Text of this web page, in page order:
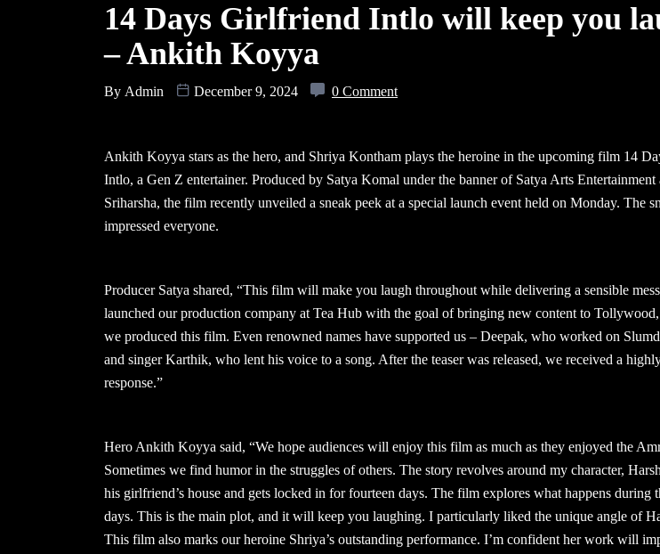
14 Days Girlfriend Intlo will keep you
– Ankith Koyya
By Admin December 9, 2024 0 Comment
Ankith Koyya stars as the hero, and Shriya Kontham plays the heroine in the upcoming film 14
Intlo, a Gen Z entertainer. Produced by Satya Komal under the banner of Satya Arts Entertainment
Sriharsha, the film recently unveiled a sneak peek at a special launch event held on Monday. The
impressed everyone.
Producer Satya shared, “This film will make you laugh throughout while delivering a sensible
launched our production company at Tea Hub with the goal of bringing new content to Tollywood,
we produced this film. Even renowned names have supported us – Deepak, who worked on
and singer Karthik, who lent his voice to a song. After the teaser was released, we received a
response.”
Hero Ankith Koyya said, “We hope audiences will enjoy this film as much as they enjoyed the
Sometimes we find humor in the struggles of others. The story revolves around my character,
his girlfriend’s house and gets locked in for fourteen days. The film explores what happens during
days. This is the main plot, and it will keep you laughing. I particularly liked the unique angle of
This film also marks our heroine Shriya’s outstanding performance. I’m confident her work will